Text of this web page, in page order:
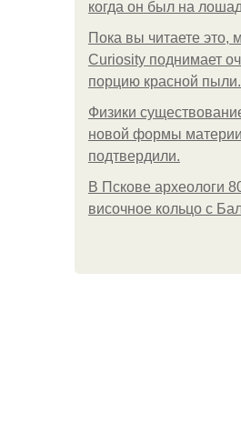
когда он был на
Пока вы читаете это,
Curiosity поднимает
порцию красной
Физики
новой формы материи
подтвердили.
В Пскове археологи
височное кольцо с